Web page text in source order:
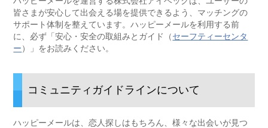
皆さまが安心して出会える場を提供できるよう、マッチングの
サポート体制を整えています。ハッピーメールを利用する前
に、必ず「安心・安全の取組みとガイド（セーフティーセンタ
ー）」をお読みください。
コミュニティガイドラインについて
ハッピーメールは、恋人探しはもちろん、様々な出会いが見つ